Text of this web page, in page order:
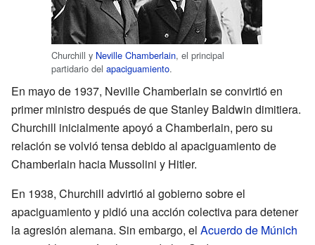
Churchill y Neville Chamberlain, el principal
partidario del apaciguamiento.
En mayo de 1937, Neville Chamberlain se convirtió en
primer ministro después de que Stanley Baldwin dimitiera.
Churchill inicialmente apoyó a Chamberlain, pero su
relación se volvió tensa debido al apaciguamiento de
Chamberlain hacia Mussolini y Hitler.
En 1938, Churchill advirtió al gobierno sobre el
apaciguamiento y pidió una acción colectiva para detener
la agresión alemana. Sin embargo, el Acuerdo de Múnich